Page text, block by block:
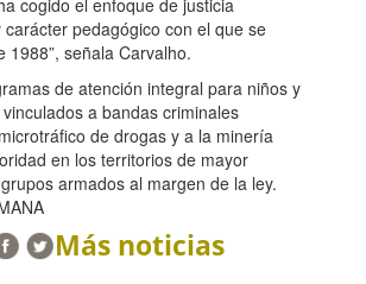
cogido el enfoque de justicia
carácter pedagógico con el que se
1988”, señala Carvalho.
de atención integral para niños y
a bandas criminales
de drogas y a la minería
en los territorios de mayor
armados al margen de la ley.
Más noticias